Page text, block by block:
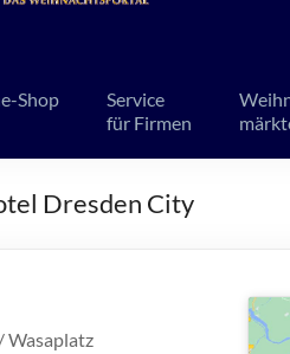
Shop
Service
für Firmen
Dresden City
Wasaplatz